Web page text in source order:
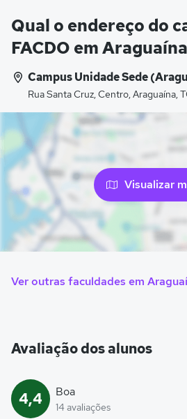
Qual o endereço do
FACDO em
Campus Unidade Sede
Rua Santa Cruz, Centro, Araguaína,
Visualizar
Ver outras faculdades em
Avaliação dos alunos
4,4 Boa
14 avaliações